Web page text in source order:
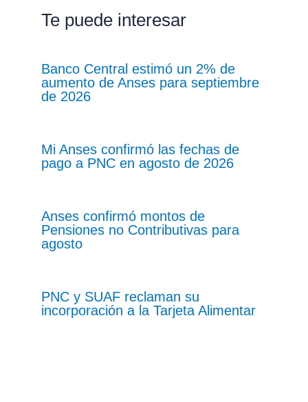
Te puede interesar
Banco Central estimó un 2% de
aumento de Anses para septiembre
de 2026
Mi Anses confirmó las fechas de
pago a PNC en agosto de 2026
Anses confirmó montos de
Pensiones no Contributivas para
agosto
PNC y SUAF reclaman su
incorporación a la Tarjeta Alimentar